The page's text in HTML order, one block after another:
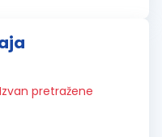
Izvan pretražene